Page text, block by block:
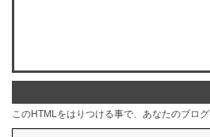
このHTMLをはりつける事で、あなたのブロ